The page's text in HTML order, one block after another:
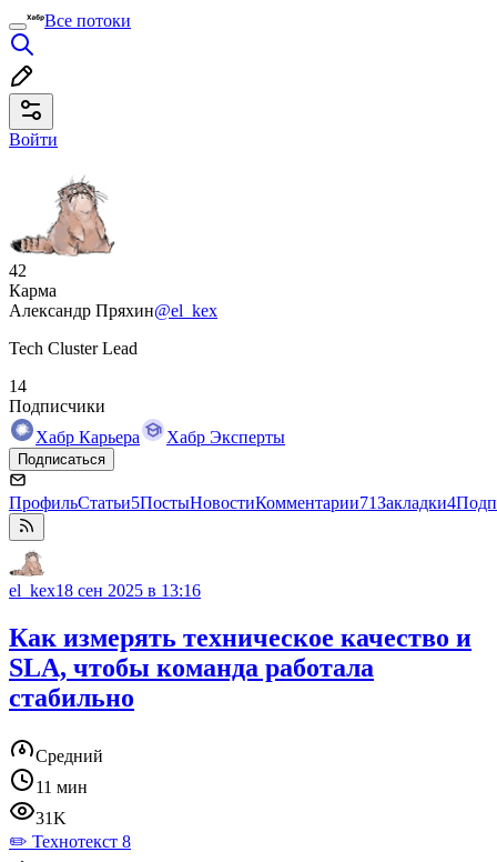
Все потоки
Войти
42
Карма
Александр Пряхин@el_kex
Tech Cluster Lead
14
Подписчики
Хабр Карьера
Хабр Эксперты
Подписаться
ПрофильСтатьи5ПостыНовостиКомментарии71Закладки4
el_kex18 сен 2025 в 13:16
Как измерять техническое качество и
SLA, чтобы команда работала
стабильно
Средний
11 мин
31K
✏️ Технотекст 8